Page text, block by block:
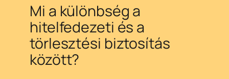
Mi a különbség a
hitelfedezeti és a
törlesztési biztosítás
között?